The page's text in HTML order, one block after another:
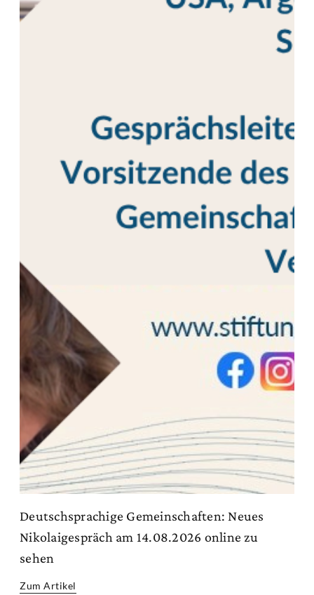
Deutschsprachige Gemeinschaften: Neues
Nikolaigespräch am 14.08.2026 online zu
sehen
Zum Artikel